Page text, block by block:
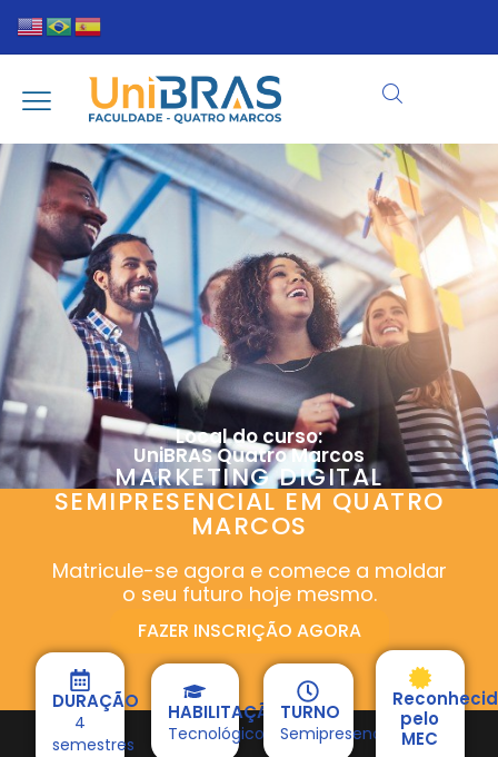
Local do curso:
UniBRAS Quatro Marcos
MARKETING DIGITAL
SEMIPRESENCIAL EM QUATRO
MARCOS
Matricule-se agora e comece a moldar
o seu futuro hoje mesmo.
FAZER INSCRIÇÃO AGORA
DURAÇÃO
4
semestres
HABILITAÇÃO
Tecnológico
TURNO
Semipresencial
pelo
MEC